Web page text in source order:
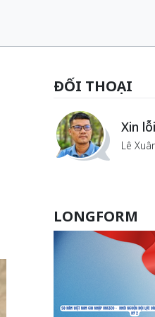
ĐỐI THOẠI
Xin
Lê
LONGFORM